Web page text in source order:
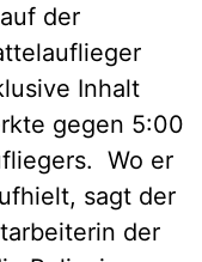
der
Inhalt
gegen 5:00
Wo er
sagt der
der